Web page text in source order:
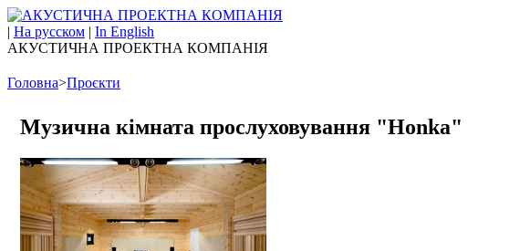
| На русском | In English
АКУСТИЧНА ПРОЕКТНА КОМПАНІЯ
Головна>Проєкти
Музична кімната прослуховування "Honka"